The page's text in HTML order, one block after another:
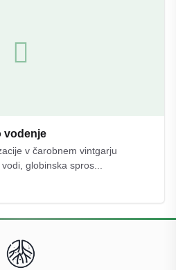
vodenje
v čarobnem vintgarju
globinska spros...